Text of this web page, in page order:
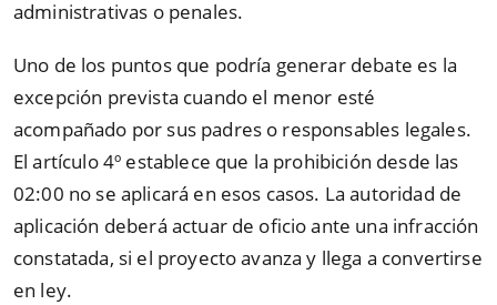
administrativas o penales.
Uno de los puntos que podría generar debate es la
excepción prevista cuando el menor esté
acompañado por sus padres o responsables legales.
El artículo 4º establece que la prohibición desde las
02:00 no se aplicará en esos casos. La autoridad de
aplicación deberá actuar de oficio ante una infracción
constatada, si el proyecto avanza y llega a convertirse
en ley.